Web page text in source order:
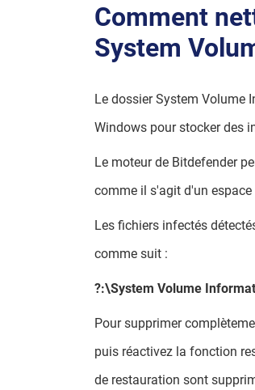
Comment
System
Le dossier System Volume
Windows pour stocker des
Le moteur de Bitdefender
comme il s'agit d'un
Les fichiers infectés
comme suit :
?:\System Volume
Pour supprimer
puis réactivez la fonction
de restauration sont